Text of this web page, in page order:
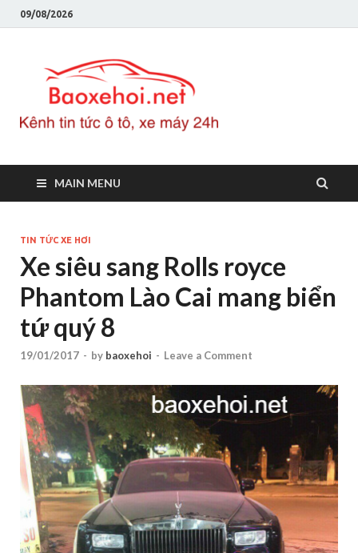
09/08/2026
MAIN MENU
TIN TỨC XE HƠI
Xe siêu sang Rolls royce
Phantom Lào Cai mang biển
tứ quý 8
19/01/2017 - by baoxehoi - Leave a Comment